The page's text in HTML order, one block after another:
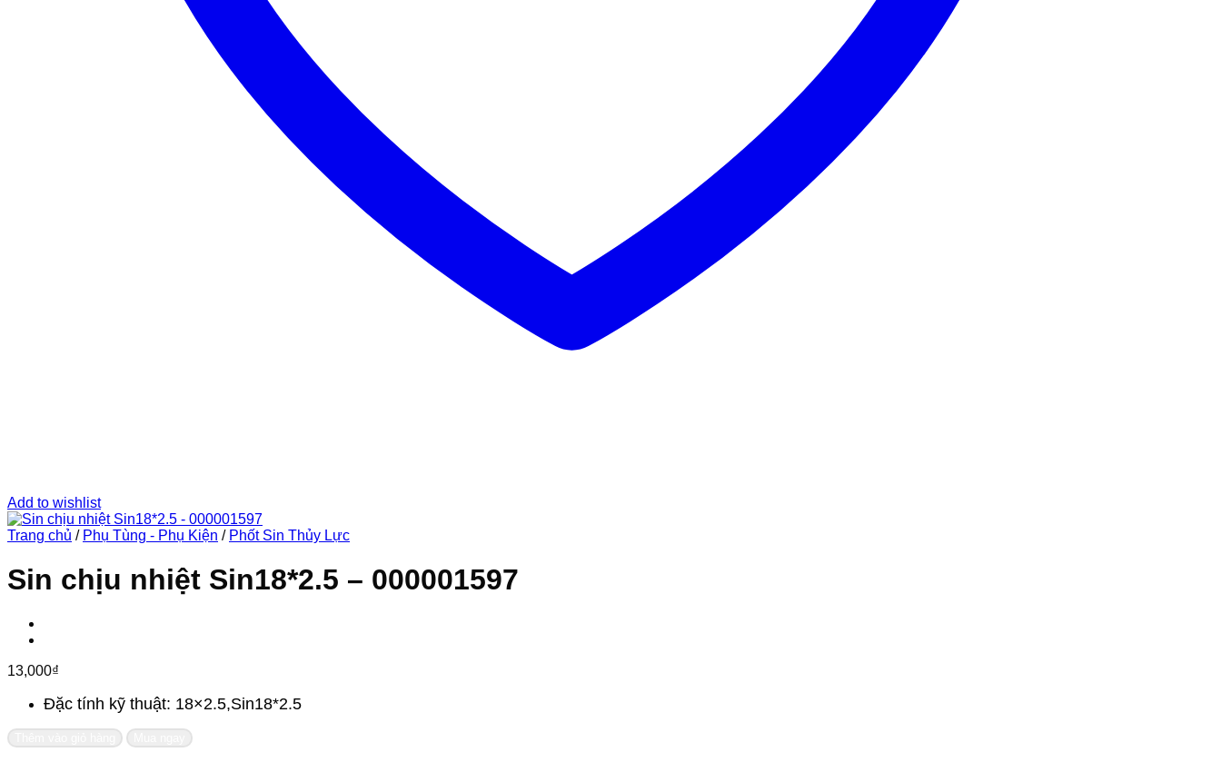
Add to wishlist
Trang chủ / Phụ Tùng - Phụ Kiện / Phốt Sin Thủy Lực
Sin chịu nhiệt Sin18*2.5 – 000001597
13,000₫
Đặc tính kỹ thuật: 18×2.5,Sin18*2.5